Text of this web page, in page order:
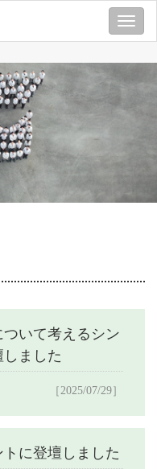
M
E
いて考えるシン
ました
［2025/07/29］
に登壇しました